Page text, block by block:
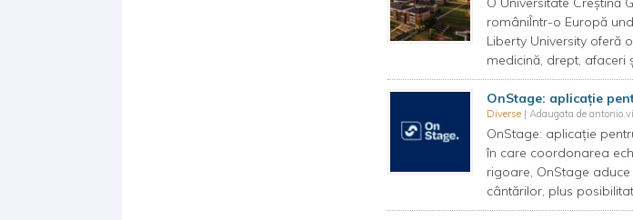
româniÎntr-o Europă
Liberty University oferă
medicină, drept, afaceri
OnStage: aplicație
Diverse | Adaugata de
OnStage: aplicație
în care coordonarea
rigoare, OnStage
cântărilor, plus